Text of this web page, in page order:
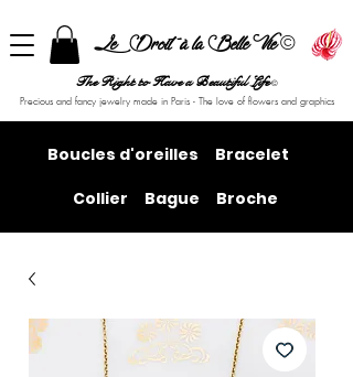
Le Droit à la Belle Vie©
The Right to Have a Beautiful Life©
Precious and fancy jewelry made in Paris - The love of flowers and graphics
Boucles d'oreilles
Bracelet
Collier
Bague Broche